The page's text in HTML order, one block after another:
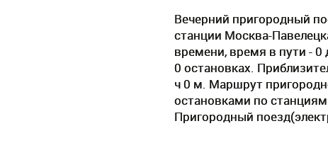
Вечерний пригородный
станции Москва-
времени, время в пути - 0
0 остановках.
ч 0 м. Маршрут
остановками по
Пригородный